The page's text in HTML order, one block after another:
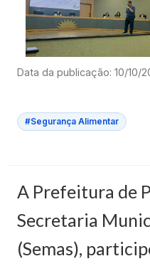
Data da publicação: 10/10/
#Segurança Alimentar
A Prefeitura de
Secretaria
(Semas),